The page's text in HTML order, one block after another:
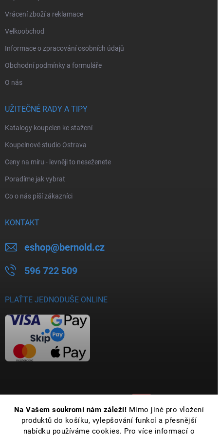
Na Vašem soukromí nám záleží! Mimo jiné pro vložení
produktů do košíku, vylepšování funkcí a přesnější
nabídku používáme cookies. Pro více informací o
Vrácení zboží a reklamace
Velkoobchod
Informace o zpracování osobních údajů
Obchodní podmínky a formuláře
O nás
UŽITEČNÉ RADY A TIPY
Katalogy koupelen ke stažení
Koupelnové studio Ostrava
Ceny na míru - levněji to neseženete
Poradíme jak vybrat
Co o nás píší zákazníci
KONTAKT
eshop@bernold.cz
596 722 509
PLAŤTE JEDNODUŠE ONLINE